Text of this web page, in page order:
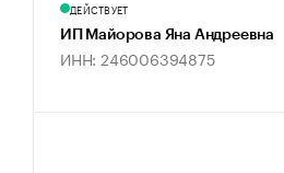
ДЕЙСТВУЕТ
ИП Майорова Яна Андреевна
ИНН: 246006394875